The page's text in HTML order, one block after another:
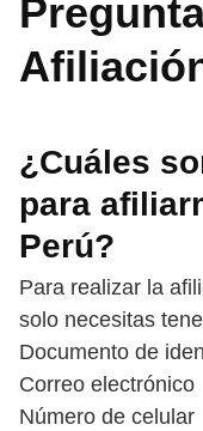
¿Cuáles
para
Perú?
Para realizar la
solo necesitas
Documento de
Correo electrónico
Número de celular